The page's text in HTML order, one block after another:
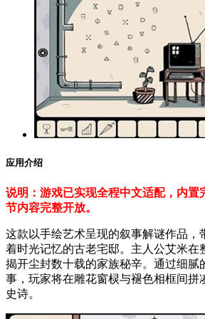
应用介绍
说明：游戏已实现全程中文适配，内置
节内容完整开放。
这款以手绘艺术呈现的叙事解谜作品，
着时光记忆的古老宅邸。主人公艾米在
揭开尘封数十载的家族秘辛。通过细腻
事，玩家将在雕花窗棂与褪色相框间拼
史诗。